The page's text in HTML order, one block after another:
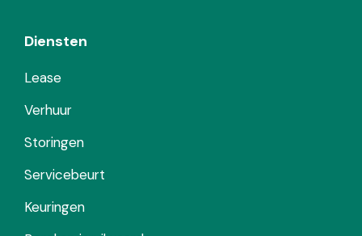
Diensten
Lease
Verhuur
Storingen
Servicebeurt
Keuringen